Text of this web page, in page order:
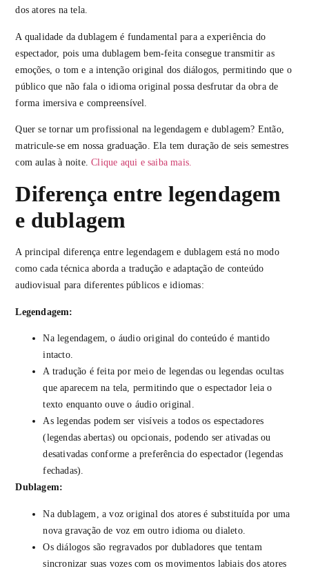
dos atores na tela.
A qualidade da dublagem é fundamental para a experiência do
espectador, pois uma dublagem bem-feita consegue transmitir as
emoções, o tom e a intenção original dos diálogos, permitindo que o
público que não fala o idioma original possa desfrutar da obra de
forma imersiva e compreensível.
Quer se tornar um profissional na legendagem e dublagem? Então,
matricule-se em nossa graduação. Ela tem duração de seis semestres
com aulas à noite.Clique aqui e saiba mais.
Diferença entre legendagem
e dublagem
A principal diferença entre legendagem e dublagem está no modo
como cada técnica aborda a tradução e adaptação de conteúdo
audiovisual para diferentes públicos e idiomas:
Legendagem:
Na legendagem, o áudio original do conteúdo é mantido
intacto.
A tradução é feita por meio de legendas ou legendas ocultas
que aparecem na tela, permitindo que o espectador leia o
texto enquanto ouve o áudio original.
As legendas podem ser visíveis a todos os espectadores
(legendas abertas) ou opcionais, podendo ser ativadas ou
desativadas conforme a preferência do espectador (legendas
fechadas).
Dublagem:
Na dublagem, a voz original dos atores é substituída por uma
nova gravação de voz em outro idioma ou dialeto.
Os diálogos são regravados por dubladores que tentam
sincronizar suas vozes com os movimentos labiais dos atores